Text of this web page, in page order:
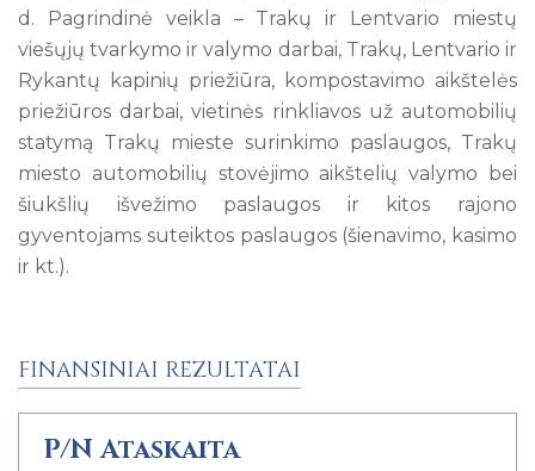
d. Pagrindinė veikla – Trakų ir Lentvario miestų
viešųjų tvarkymo ir valymo darbai, Trakų, Lentvario ir
Rykantų kapinių priežiūra, kompostavimo aikštelės
priežiūros darbai, vietinės rinkliavos už automobilių
statymą Trakų mieste surinkimo paslaugos, Trakų
miesto automobilių stovėjimo aikštelių valymo bei
šiukšlių išvežimo paslaugos ir kitos rajono
gyventojams suteiktos paslaugos (šienavimo, kasimo
ir kt.).
FINANSINIAI REZULTATAI
P/N Ataskaita